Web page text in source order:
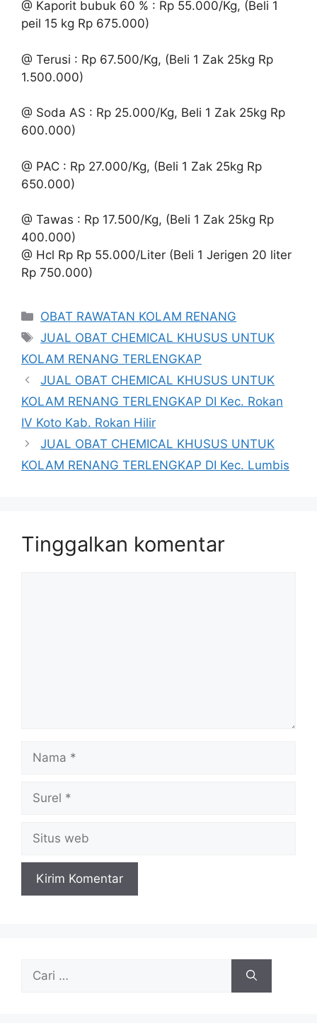
@ Kaporit bubuk 60 % : Rp 55.000/Kg, (Beli 1
peil 15 kg Rp 675.000)
@ Terusi : Rp 67.500/Kg, (Beli 1 Zak 25kg Rp
1.500.000)
@ Soda AS : Rp 25.000/Kg, Beli 1 Zak 25kg Rp
600.000)
@ PAC : Rp 27.000/Kg, (Beli 1 Zak 25kg Rp
650.000)
@ Tawas : Rp 17.500/Kg, (Beli 1 Zak 25kg Rp
400.000)
@ Hcl Rp Rp 55.000/Liter (Beli 1 Jerigen 20 liter
Rp 750.000)
Kategori
OBAT RAWATAN KOLAM RENANG
Tag
JUAL OBAT CHEMICAL KHUSUS UNTUK
KOLAM RENANG TERLENGKAP
JUAL OBAT CHEMICAL KHUSUS UNTUK
KOLAM RENANG TERLENGKAP DI Kec. Rokan
IV Koto Kab. Rokan Hilir
JUAL OBAT CHEMICAL KHUSUS UNTUK
KOLAM RENANG TERLENGKAP DI Kec. Lumbis
Tinggalkan komentar
Nama
Surel
Situs
web
Cari